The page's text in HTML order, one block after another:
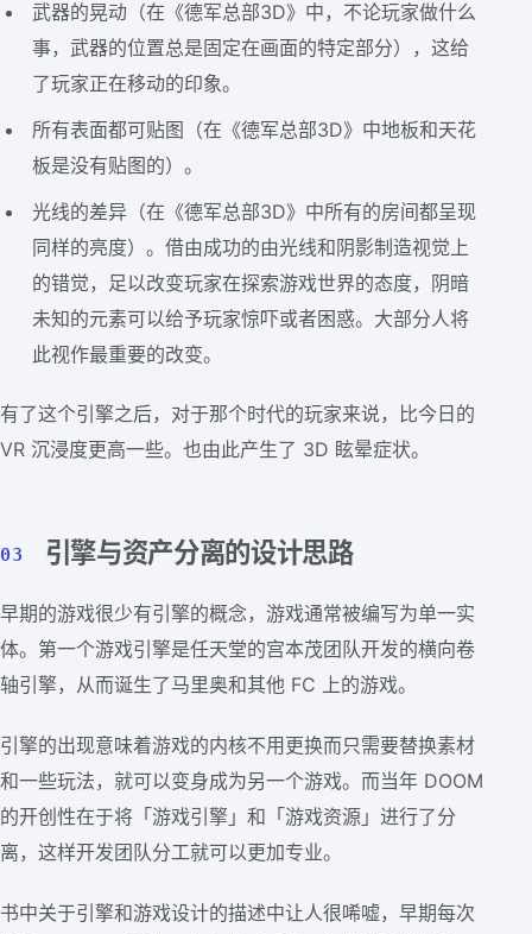
武器的晃动（在《德军总部3D》中，不论玩家做什么
事，武器的位置总是固定在画面的特定部分），这给
了玩家正在移动的印象。
所有表面都可贴图（在《德军总部3D》中地板和天花
板是没有贴图的）。
光线的差异（在《德军总部3D》中所有的房间都呈现
同样的亮度）。借由成功的由光线和阴影制造视觉上
的错觉，足以改变玩家在探索游戏世界的态度，阴暗
未知的元素可以给予玩家惊吓或者困惑。大部分人将
此视作最重要的改变。
有了这个引擎之后，对于那个时代的玩家来说，比今日的
VR 沉浸度更高一些。也由此产生了 3D 眩晕症状。
03 引擎与资产分离的设计思路
早期的游戏很少有引擎的概念，游戏通常被编写为单一实
体。第一个游戏引擎是任天堂的宫本茂团队开发的横向卷
轴引擎，从而诞生了马里奥和其他 FC 上的游戏。
引擎的出现意味着游戏的内核不用更换而只需要替换素材
和一些玩法，就可以变身成为另一个游戏。而当年 DOOM
的开创性在于将「游戏引擎」和「游戏资源」进行了分
离，这样开发团队分工就可以更加专业。
书中关于引擎和游戏设计的描述中让人很唏嘘，早期每次